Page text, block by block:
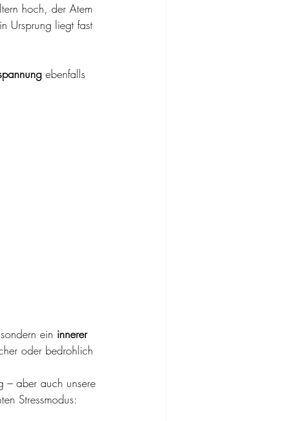
hoch, der Atem
Ursprung liegt fast
ebenfalls
ein innerer
oder bedrohlich
– aber auch unsere
Stressmodus: